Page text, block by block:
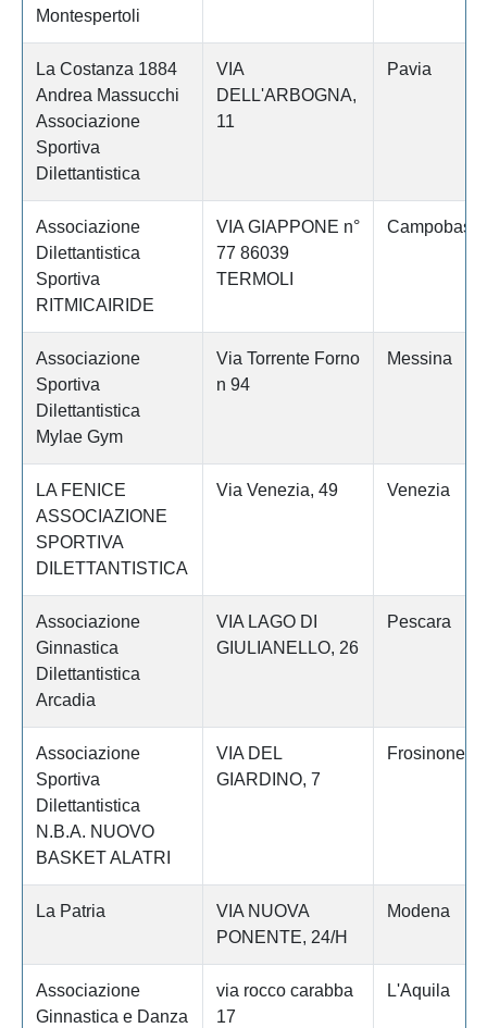
Montespertoli
La Costanza 1884
Andrea Massucchi
Associazione
Sportiva
Dilettantistica
VIA
DELL'ARBOGNA,
11
Pavia
Associazione
Dilettantistica
Sportiva
RITMICAIRIDE
VIA GIAPPONE n°
77 86039
TERMOLI
Associazione
Sportiva
Dilettantistica
Mylae Gym
Via Torrente Forno
n 94
Messina
LA FENICE
ASSOCIAZIONE
SPORTIVA
DILETTANTISTICA
Via Venezia, 49 Venezia
Associazione
Ginnastica
Dilettantistica
Arcadia
VIA LAGO DI
GIULIANELLO, 26
Pescara
Associazione
Sportiva
Dilettantistica
N.B.A. NUOVO
BASKET ALATRI
VIA DEL
GIARDINO, 7
Frosinone
La Patria
VIA NUOVA
PONENTE, 24/H
Modena
Associazione
Ginnastica e Danza
via rocco carabba
17
L'Aquila